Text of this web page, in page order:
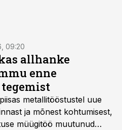
09:20
allhanke
enne
metallitööstustel uue
ja mõnest kohtumisest,
müügitöö muutunud